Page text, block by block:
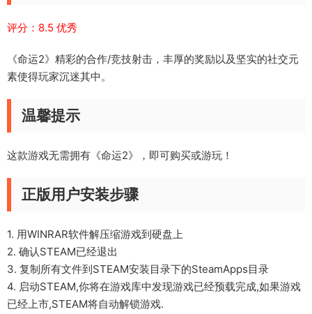
评分：8.5 优秀
《命运2》精彩的合作/竞技射击，丰厚的奖励以及坚实的社交元
素使得玩家沉迷其中。
温馨提示
这款游戏无需拥有《命运2》，即可购买或游玩！
正版用户安装步骤
1. 用WINRAR软件解压缩游戏到硬盘上
2. 确认STEAM已经退出
3. 复制所有文件到STEAM安装目录下的SteamApps目录
4. 启动STEAM,你将在游戏库中发现游戏已经预载完成,如果游戏
已经上市,STEAM将自动解锁游戏.